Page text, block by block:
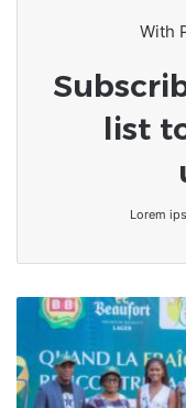
With
list
Lorem
Togo
2025
séduit